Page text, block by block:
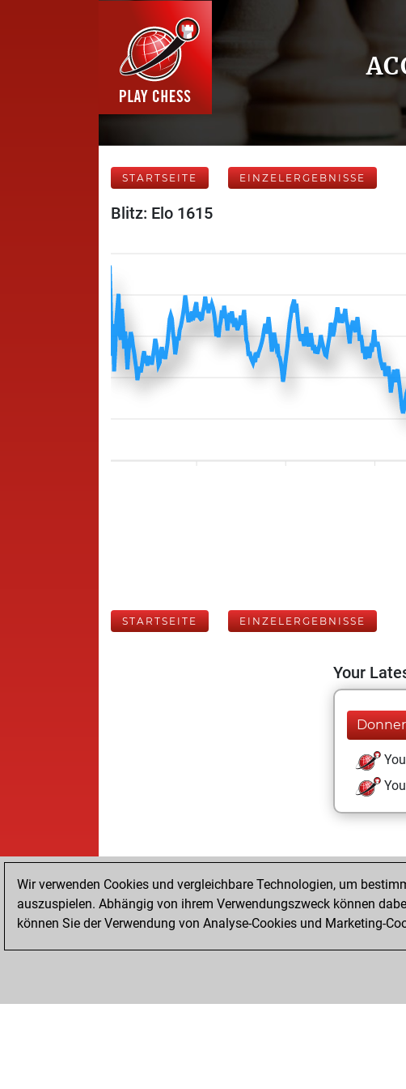
STARTSEITE EINZELERGEBNISSE
Blitz: Elo 1615
STARTSEITE EINZELERGEBNISSE
Your
Wir verwenden Cookies und vergleichbare Technologien, um
auszuspielen. Abhängig von ihrem Verwendungszweck können
können Sie der Verwendung von Analyse-Cookies und Marketing-